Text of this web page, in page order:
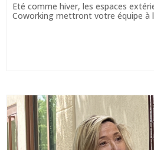
Eté comme hiver, les espaces
Coworking mettront votre équipe à